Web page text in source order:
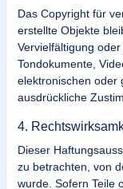
Das Copyright für
erstellte Objekte
Vervielfältigung
Tondokumente,
elektronischen oder
ausdrückliche
4.
Dieser
zu betrachten, von
wurde. Sofern Teile